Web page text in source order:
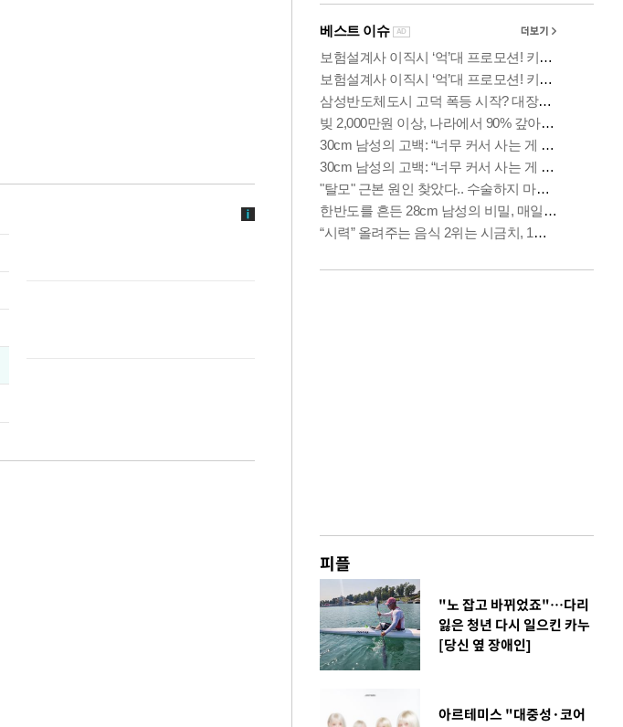
피플
"노 잡고 바뀌었죠"…다리
잃은 청년 다시 일으킨 카누
[당신 옆 장애인]
아르테미스 "대중성·코어